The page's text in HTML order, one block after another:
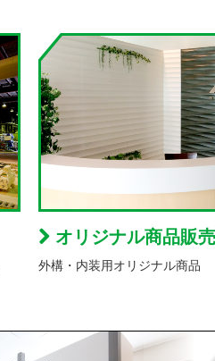
オリジナル商品販売
外構・内装用オリジナル商品